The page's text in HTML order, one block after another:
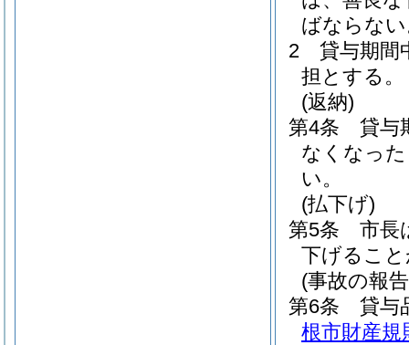
ばならな
2
貸与期間
担とする。
(返納)
第4条
貸与
なくなっ
い。
(払下げ)
第5条
市長
下げるこ
(事故の報
第6条
貸与
根市財産規